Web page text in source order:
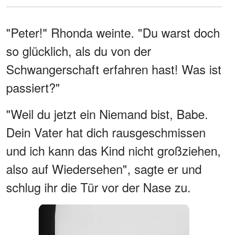
"Peter!" Rhonda weinte. "Du warst doch
so glücklich, als du von der
Schwangerschaft erfahren hast! Was ist
passiert?"
"Weil du jetzt ein Niemand bist, Babe.
Dein Vater hat dich rausgeschmissen
und ich kann das Kind nicht großziehen,
also auf Wiedersehen", sagte er und
schlug ihr die Tür vor der Nase zu.